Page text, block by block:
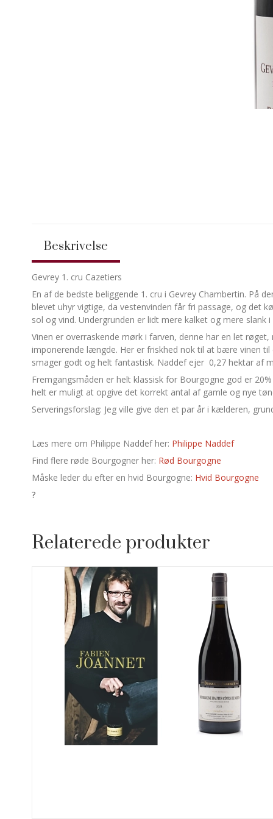
Beskrivelse
Gevrey 1. cru Cazetiers
En af de bedste beliggende 1. cru i Gevrey Chambertin. På
blevet uhyr vigtige, da vestenvinden får fri passage, og det
sol og vind. Undergrunden er lidt mere kalket og mere
Vinen er overraskende mørk i farven, denne har en let
imponerende længde. Her er friskhed nok til at bære vinen
smager godt og helt fantastisk. Naddef ejer 0,27 hektar af
Fremgangsmåden er helt klassisk for Bourgogne god er
helt er muligt at opgive det korrekt antal af gamle og nye
Serveringsforslag: Jeg ville give den et par år i kælderen,
Læs mere om Philippe Naddef her: Philippe Naddef
Find flere røde Bourgogner her: Rød Bourgogne
Måske leder du efter en hvid Bourgogne: Hvid Bourgogne
?
Relaterede produkter